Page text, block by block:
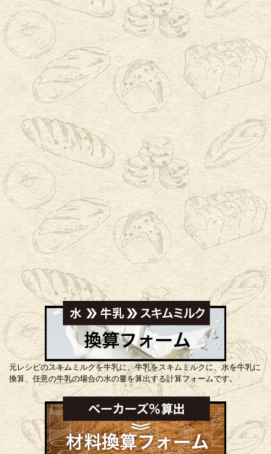
元レシピのスキムミルクを牛乳に、牛乳をスキムミルクに、水を牛乳に
換算、任意の牛乳の場合の水の量を算出する計算フォームです。